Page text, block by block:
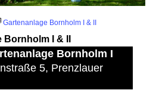
I & II
Gartenanlage Bornholm I & II
Bornholm I
5, Prenzlauer